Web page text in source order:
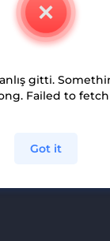
ilk
gitti.
Failed to fetch
Got it